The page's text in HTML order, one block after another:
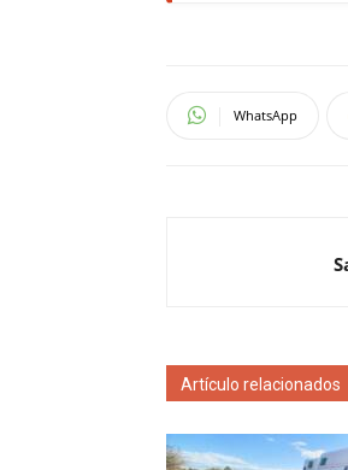
WhatsApp
Artículo relacionados